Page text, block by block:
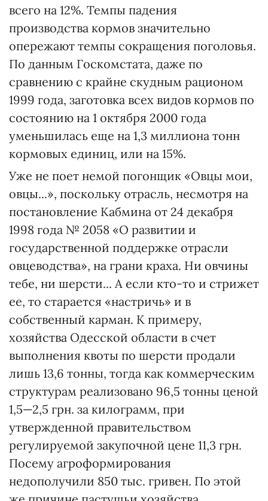
всего на 12%. Темпы падения
производства кормов значительно
опережают темпы сокращения поголовья.
По данным Госкомстата, даже по
сравнению с крайне скудным рационом
1999 года, заготовка всех видов кормов по
состоянию на 1 октября 2000 года
уменьшилась еще на 1,3 миллиона тонн
кормовых единиц, или на 15%.
Уже не поет немой погонщик «Овцы мои,
овцы...», поскольку отрасль, несмотря на
постановление Кабмина от 24 декабря
1998 года № 2058 «О развитии и
государственной поддержке отрасли
овцеводства», на грани краха. Ни овчины
тебе, ни шерсти... А если кто-то и стрижет
ее, то старается «настричь» и в
собственный карман. К примеру,
хозяйства Одесской области в счет
выполнения квоты по шерсти продали
лишь 13,6 тонны, тогда как коммерческим
структурам реализовано 96,5 тонны ценой
1,5—2,5 грн. за килограмм, при
утвержденной правительством
регулируемой закупочной цене 11,3 грн.
Посему агроформирования
недополучили 850 тыс. гривен. По этой